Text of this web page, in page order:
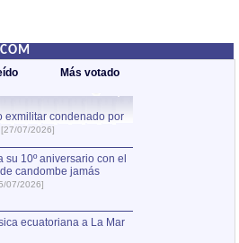
Más votado
exmilitar condenado por
[27/07/2026]
10º aniversario con el
candombe jamás
07/2026]
ecuatoriana a La Mar